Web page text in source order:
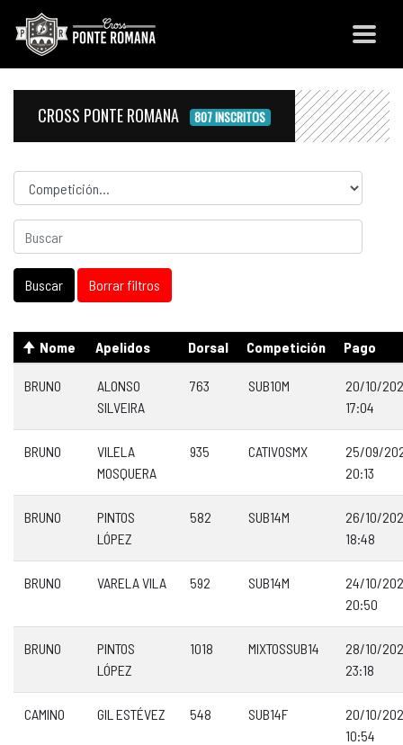
CROSS PONTE ROMANA 807 INSCRITOS
Competicion
Nome Apelidos Dorsal Competición Pago
BRUNO
ALONSO
SILVEIRA
763 SUB10M
20/10/
17:04
BRUNO
VILELA
MOSQUERA
935 CATIVOSMX
25/09/
20:13
BRUNO
PINTOS
LÓPEZ
582 SUB14M
26/10/
18:48
BRUNO VARELA VILA 592 SUB14M
24/10/
20:50
BRUNO
PINTOS
LÓPEZ
1018 MIXTOSSUB14
28/10/
23:18
CAMINO GIL ESTÉVEZ 548 SUB14F
20/10/
10:54